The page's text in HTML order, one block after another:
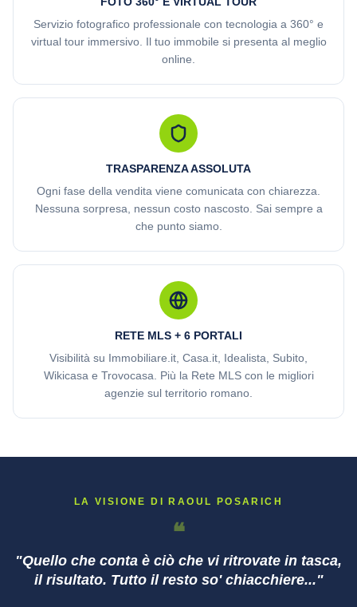
Servizio fotografico professionale con tecnologia a 360° e
virtual tour immersivo. Il tuo immobile si presenta al meglio
online.
TRASPARENZA ASSOLUTA
Ogni fase della vendita viene comunicata con chiarezza.
Nessuna sorpresa, nessun costo nascosto. Sai sempre a
che punto siamo.
RETE MLS + 6 PORTALI
Visibilità su Immobiliare.it, Casa.it, Idealista, Subito,
Wikicasa e Trovocasa. Più la Rete MLS con le migliori
agenzie sul territorio romano.
LA VISIONE DI RAOUL POSARICH
❝
"Quello che conta è ciò che vi ritrovate in tasca,
il risultato. Tutto il resto so' chiacchiere..."